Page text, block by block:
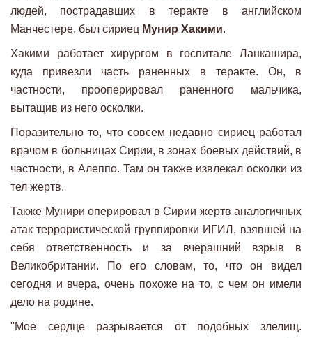
людей, пострадавших в теракте в английском
Манчестере, был сириец Мунир Хакими.
Хакими работает хирургом в госпитале Ланкашира,
куда привезли часть раненных в теракте. Он, в
частности, прооперировал раненного мальчика,
вытащив из него осколки.
Поразительно то, что совсем недавно сириец работал
врачом в больницах Сирии, в зонах боевых действий, в
частности, в Алеппо. Там он также извлекал осколки из
тел жертв.
Также Мунири оперировал в Сирии жертв аналогичных
атак террористической группировки ИГИЛ, взявшей на
себя ответственность и за вчерашний взрыв в
Великобритании. По его словам, то, что он видел
сегодня и вчера, очень похоже на то, с чем он имели
дело на родине.
"Мое сердце разрывается от подобных злелищ.